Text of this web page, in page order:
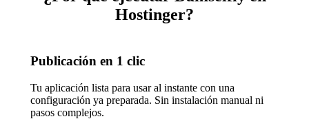
Hostinger?
Publicación en 1 clic
Tu aplicación lista para usar al instante con una
configuración ya preparada. Sin instalación manual ni
pasos complejos.